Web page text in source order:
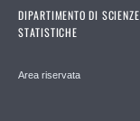
DIPARTIMENTO DI SCIENZE
STATISTICHE
Area riservata